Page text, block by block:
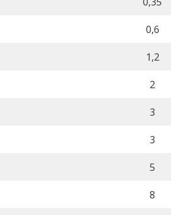
0,6
1,2
2
3
3
5
8